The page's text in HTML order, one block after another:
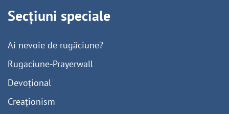
Secțiuni speciale
Ai nevoie de rugăciune?
Rugaciune-Prayerwall
Devoțional
Creaționism